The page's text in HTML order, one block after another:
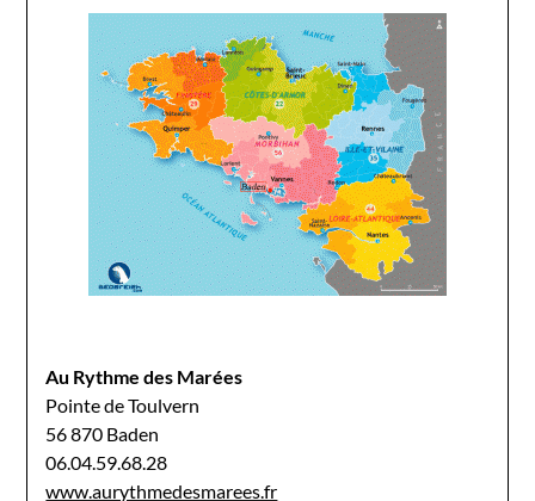
Au Rythme des Marées
Pointe de Toulvern
56 870 Baden
06.04.59.68.28
www.aurythmedesmarees.fr